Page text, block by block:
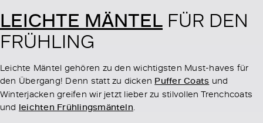
LEICHTE MÄNTEL FÜR DEN
FRÜHLING
Leichte Mäntel gehören zu den wichtigsten Must-haves für
den Übergang! Denn statt zu dicken Puffer Coats und
Winterjacken greifen wir jetzt lieber zu stilvollen Trenchcoats
und leichten Frühlingsmänteln.